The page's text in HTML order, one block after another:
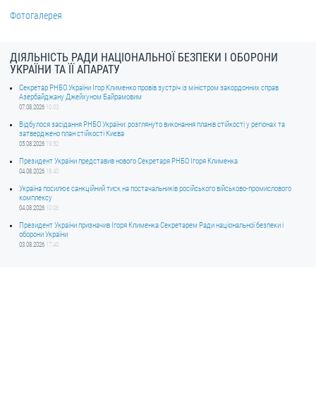
Фотогалерея
ДІЯЛЬНІСТЬ РАДИ НАЦІОНАЛЬНОЇ БЕЗПЕКИ І ОБОРОНИ
УКРАЇНИ ТА ЇЇ АПАРАТУ
Секретар РНБО України Ігор Клименко провів зустріч із міністром закордонних справ
Азербайджану Джейхуном Байрамовим
07.08.2026 10:03
Відбулося засідання РНБО України: розглянуто виконання планів стійкості у регіонах та
затверджено план стійкості Києва
05.08.2026 19:52
Президент України представив нового Секретаря РНБО Ігоря Клименка
04.08.2026 18:40
Україна посилює санкційний тиск на постачальників російського військово-промислового
комплексу
04.08.2026 10:06
Президент України призначив Ігоря Клименка Секретарем Ради національної безпеки і
оборони України
03.08.2026 17:40